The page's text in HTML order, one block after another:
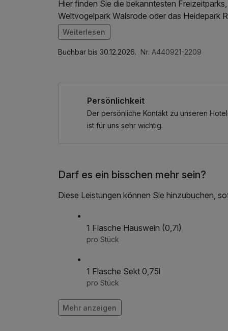
Hier finden Sie die bekanntesten
Weltvogelpark Walsrode oder das Heidepark
mittendrin! Aber auch im Winter ist Walsrode
Celler (45 km) oder Lüneburg (75 km) oder
mit wundervollen Naturerlebnissen ab.
Küchen- und Serviceteam hin und wieder
auf Ihre Vorlieben an und reservieren Ihnen -
Im Angebot enthalten
W-LAN Nutzung / Internetnutzung, Nutzung
Weiterlesen
Buchbar bis 30.12.2026. Nr: A440921-2209
Persönlichkeit
Der persönliche Kontakt zu unseren
ist für uns sehr wichtig.
Darf es ein bisschen mehr sein?
Diese Leistungen können Sie hinzubuchen,
1 Flasche Hauswein (0,7l)
pro Stück
1 Flasche Sekt 0,75l
pro Stück
3-Gang-Candle-Light-Dinner
Mehr anzeigen